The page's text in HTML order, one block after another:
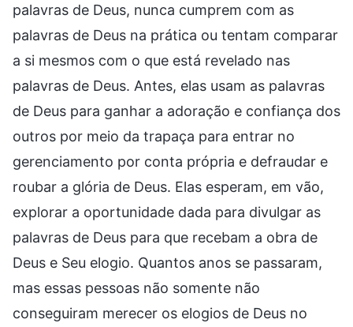
palavras de Deus, nunca cumprem com as
palavras de Deus na prática ou tentam comparar
a si mesmos com o que está revelado nas
palavras de Deus. Antes, elas usam as palavras
de Deus para ganhar a adoração e confiança dos
outros por meio da trapaça para entrar no
gerenciamento por conta própria e defraudar e
roubar a glória de Deus. Elas esperam, em vão,
explorar a oportunidade dada para divulgar as
palavras de Deus para que recebam a obra de
Deus e Seu elogio. Quantos anos se passaram,
mas essas pessoas não somente não
conseguiram merecer os elogios de Deus no